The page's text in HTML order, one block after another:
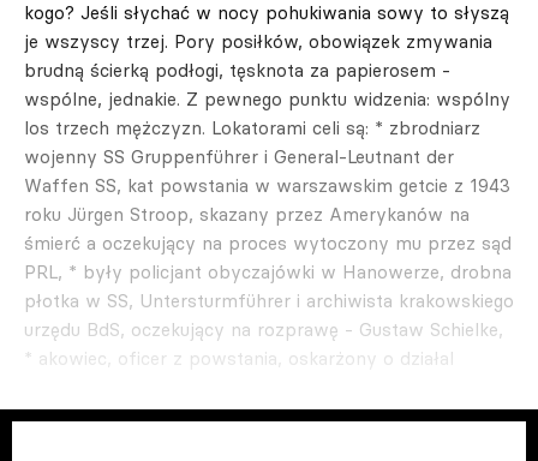
kogo? Jeśli słychać w nocy pohukiwania sowy to słyszą
je wszyscy trzej. Pory posiłków, obowiązek zmywania
brudną ścierką podłogi, tęsknota za papierosem -
wspólne, jednakie. Z pewnego punktu widzenia: wspólny
los trzech mężczyzn. Lokatorami celi są: * zbrodniarz
wojenny SS Gruppenführer i General-Leutnant der
Waffen SS, kat powstania w warszawskim getcie z 1943
roku Jürgen Stroop, skazany przez Amerykanów na
śmierć a oczekujący na proces wytoczony mu przez sąd
PRL, * były policjant obyczajówki w Hanowerze, drobna
płotka w SS, Untersturmführer i archiwista krakowskiego
urzędu BdS, oczekujący na rozprawę - Gustaw Schielke,
* akowiec, oficer z powstania, oskarżony o działal